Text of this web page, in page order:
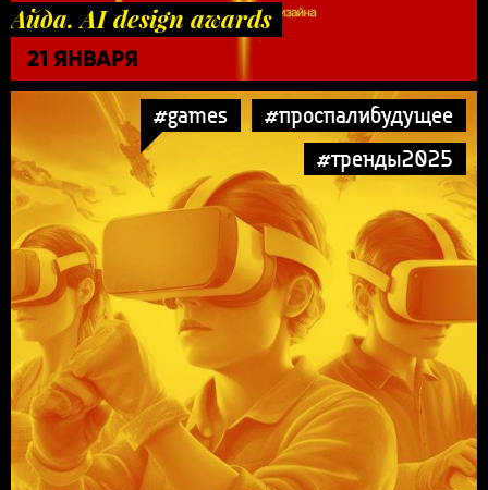
Айда. AI design awards
21 ЯНВАРЯ
#games
#проспалибудущее
#тренды2025